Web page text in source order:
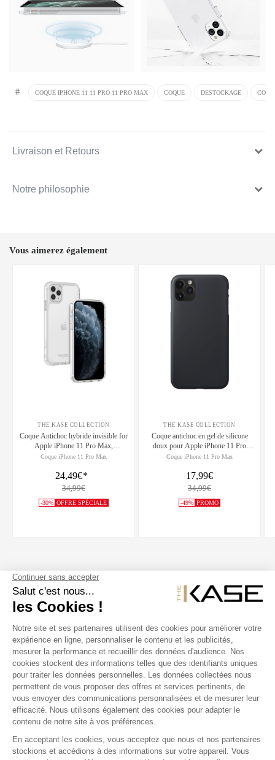
# COQUE IPHONE 11 11 PRO 11 PRO MAX COQUE DESTOCKAGE
Livraison et Retours
Notre philosophie
Vous aimerez également
THE KASE COLLECTION
Coque Antichoc hybride invisible for
Apple iPhone 11 Pro Max,
Transparent
Coque iPhone 11 Pro Max
24,49€*
34,99€
-30% OFFRE SPÉCIALE
THE KASE COLLECTION
Coque antichoc en gel de silicone
doux pour Apple iPhone 11 Pro
Max, Noir satin
Coque iPhone 11 Pro Max
17,99€
34,99€
-49% PROMO
NOS PRODUITS
THE KASE